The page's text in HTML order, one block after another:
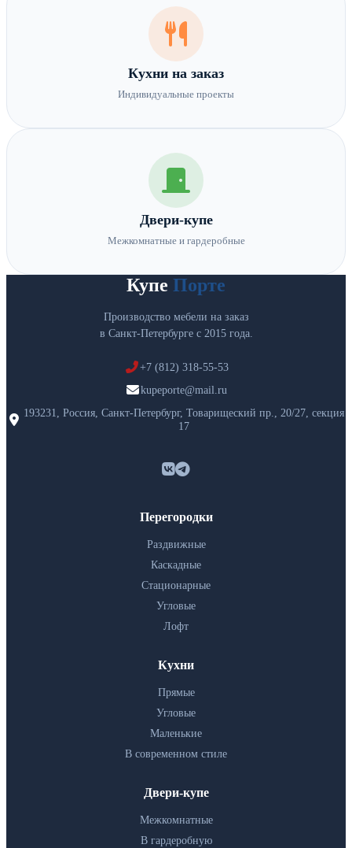
Кухни на заказ
Индивидуальные проекты
Двери-купе
Межкомнатные и гардеробные
Купе Порте
Производство мебели на заказ
в Санкт-Петербурге с 2015 года.
+7 (812) 318-55-53
kupeporte@mail.ru
193231, Россия, Санкт-Петербург, Товарищеский пр., 20/27, секция
17
Перегородки
Раздвижные
Каскадные
Стационарные
Угловые
Лофт
Кухни
Прямые
Угловые
Маленькие
В современном стиле
Двери-купе
Межкомнатные
В гардеробную